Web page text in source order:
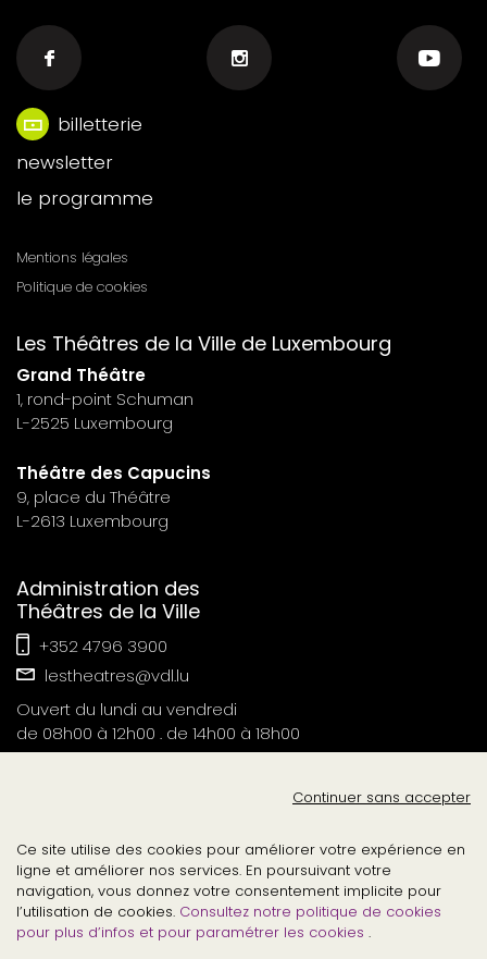
Menu
footer
n°6
billetterie
newsletter
le programme
Menu
n°7
Mentions légales
Politique de cookies
Les Théâtres de la Ville de Luxembourg
Grand Théâtre
1, rond-point Schuman
L-2525 Luxembourg
Théâtre des Capucins
9, place du Théâtre
L-2613 Luxembourg
Administration des
Théâtres de la Ville
+352 4796 3900
lestheatres@vdl.lu
Ouvert du lundi au vendredi
de 08h00 à 12h00 . de 14h00 à 18h00
©2026 .
lesthéâtresdelavilledeluxembourg
Continuer sans accepter
Ce site utilise des cookies pour améliorer votre expérience en
ligne et améliorer nos services. En poursuivant votre
navigation, vous donnez votre consentement implicite pour
l’utilisation de cookies. Consultez notre politique de cookies
pour plus d’infos et pour paramétrer les cookies .